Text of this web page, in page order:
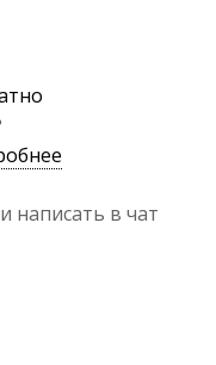
написать в чат